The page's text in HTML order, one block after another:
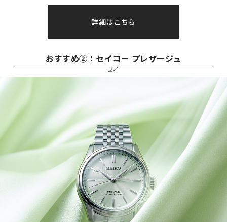
詳細はこちら
おすすめ②：セイコー プレザージュ